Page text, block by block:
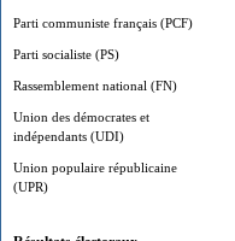
Parti communiste français (PCF)
Parti socialiste (PS)
Rassemblement national (FN)
Union des démocrates et
indépendants (UDI)
Union populaire républicaine
(UPR)